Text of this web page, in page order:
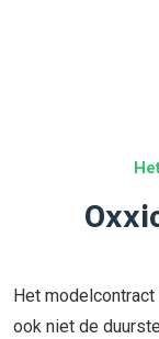
Het
ook niet de